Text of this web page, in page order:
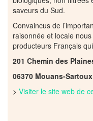
saveurs du Sud.
Convaincus de
raisonnée et locale
producteurs Français
201 Chemin des
06370 Mouans-Sartoux
> Visiter le site web de